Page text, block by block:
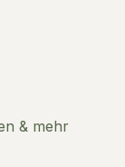
& mehr